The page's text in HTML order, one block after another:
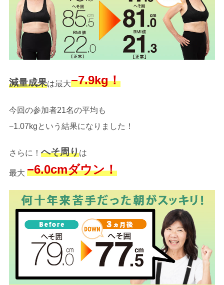
減量成果は最大−7.9kg！
今回の参加者21名の平均も
−1.07kgという結果になりました！
さらに！ へそ周りは
最大 −6.0cmダウン！